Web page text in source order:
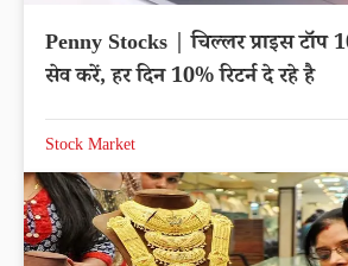
Penny Stocks | चिल्लर प्राइस टॉप
सेव करें, हर दिन 10% रिटर्न दे रहे है
Stock Market